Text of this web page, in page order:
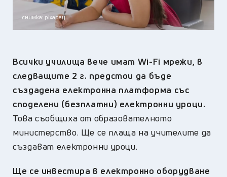
снимка: pixabay
Всички училища вече имат Wi-Fi мрежи, в
следващите 2 г. предстои да бъде
създадена електронна платформа със
споделени (безплатни) електронни уроци.
Това съобщиха от образователното
министерство. Ще се плаща на учителите да
създават електронни уроци.
Ще се инвестира в електронно оборудване